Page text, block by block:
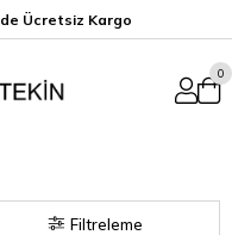
Ücretsiz Kargo
0
Filtreleme